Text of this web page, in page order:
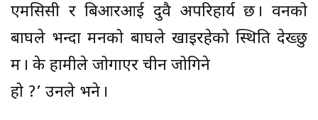
एमसिसी र बिआरआई दुवै अपरिहार्य छ । वनको
बाघले भन्दा मनको बाघले खाइरहेको स्थिति देख्छु
म । के हामीले जोगाएर चीन जोगिने
हो ?’ उनले भने ।